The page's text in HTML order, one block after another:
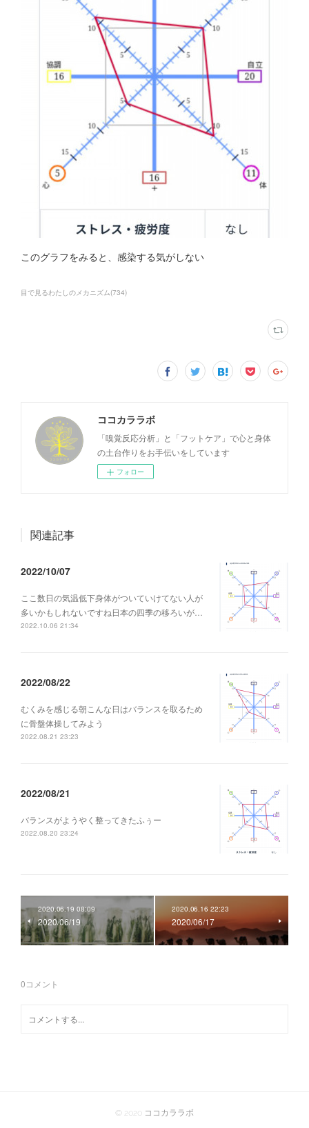
このグラフをみると、感染する気がしない
目で見るわたしのメカニズム(734)
ココカララボ
「嗅覚反応分析」と「フットケア」で心と身体
の土台作りをお手伝いをしています
フォロー
関連記事
2022/10/07
ここ数日の気温低下身体がついていけてない人が
多いかもしれないですね日本の四季の移ろいが…
2022.10.06 21:34
2022/08/22
むくみを感じる朝こんな日はバランスを取るため
に骨盤体操してみよう
2022.08.21 23:23
2022/08/21
バランスがようやく整ってきたふぅー
2022.08.20 23:24
2020.06.19 08:09
2020/06/19
2020.06.16 22:23
2020/06/17
0コメント
© 2020 ココカララボ